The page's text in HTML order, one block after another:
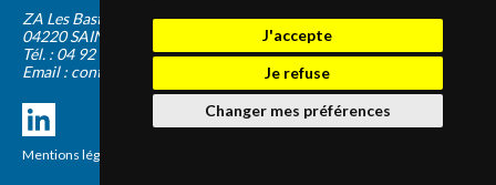
J'accepte
Je refuse
Changer mes préférences
ZA Les Bastides Blanches
04220 SAINTE-TULLE
Tél. : 04 92 75 89 55
Email : contact@panapieces.com
Mentions légales